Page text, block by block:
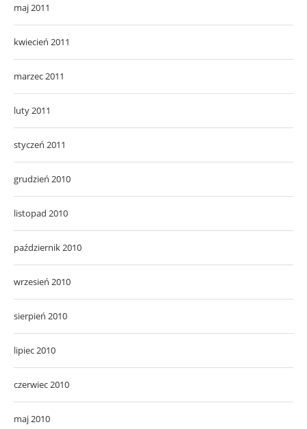
maj 2011
kwiecień 2011
marzec 2011
luty 2011
styczeń 2011
grudzień 2010
listopad 2010
październik 2010
wrzesień 2010
sierpień 2010
lipiec 2010
czerwiec 2010
maj 2010